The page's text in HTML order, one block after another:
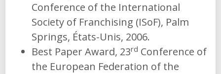
Conference of the International
Society of Franchising (ISoF), Palm
Springs, États-Unis, 2006.
Best Paper Award, 23rd Conference of
the European Federation of the